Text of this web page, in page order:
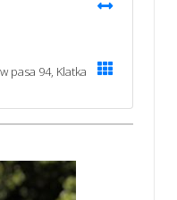
pasa 94, Klatka